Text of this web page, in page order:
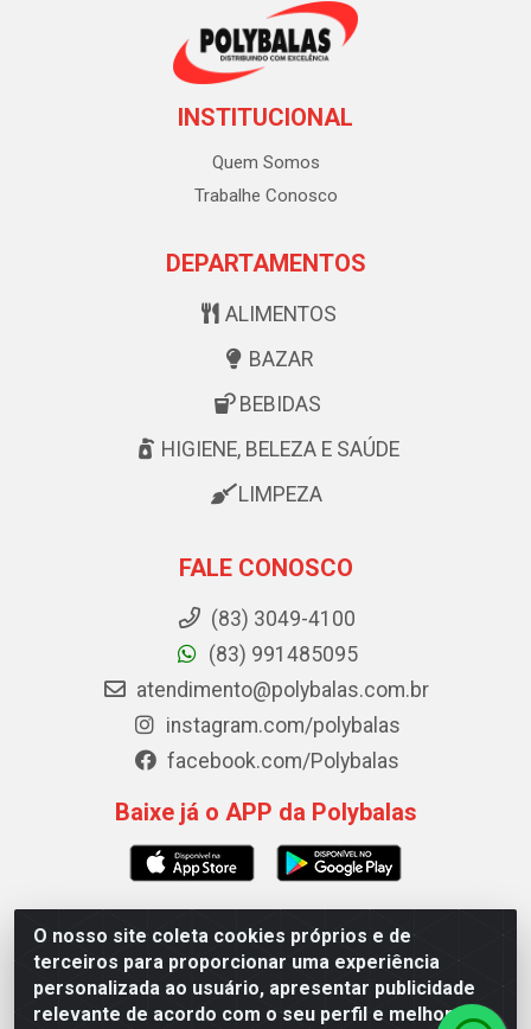
O nosso site coleta cookies próprios e de
terceiros para proporcionar uma experiência
personalizada ao usuário, apresentar publicidade
relevante de acordo com o seu perfil e melhorar a
INSTITUCIONAL
Quem Somos
Trabalhe Conosco
DEPARTAMENTOS
ALIMENTOS
BAZAR
BEBIDAS
HIGIENE, BELEZA E SAÚDE
LIMPEZA
FALE CONOSCO
(83) 3049-4100
(83) 991485095
atendimento@polybalas.com.br
instagram.com/polybalas
facebook.com/Polybalas
Baixe já o APP da Polybalas
Polybalas - Rua João Miguel de Souza, 173 Galpão B -
Ernesto Geisel, João Pessoa/PB - CEP 58.075-075 - CNPJ
00.909.327/0002-61